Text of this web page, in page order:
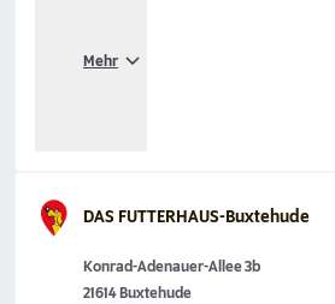
Mehr
DAS FUTTERHAUS-Buxtehude
Konrad-Adenauer-Allee 3b
21614 Buxtehude